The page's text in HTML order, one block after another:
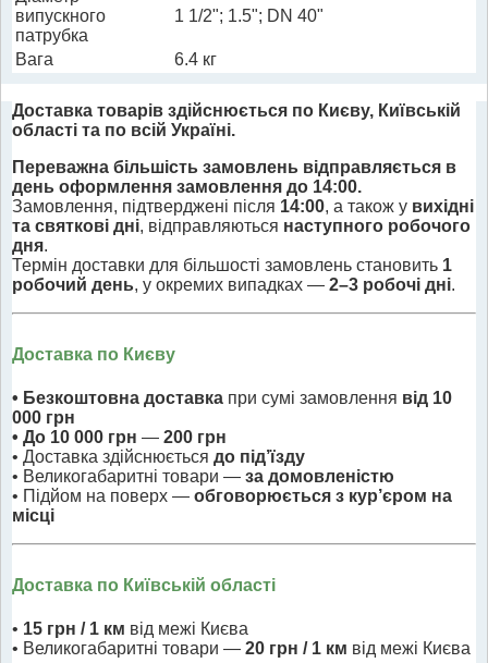
випускного
патрубка
1 1/2"; 1.5"; DN 40"
Вага 6.4 кг
Доставка товарів здійснюється по Києву, Київській
області та по всій Україні.
Переважна більшість замовлень відправляється в
день оформлення замовлення до 14:00.
Замовлення, підтверджені після 14:00, а також у вихідні
та святкові дні, відправляються наступного робочого
дня.
Термін доставки для більшості замовлень становить 1
робочий день, у окремих випадках — 2–3 робочі дні.
Доставка по Києву
• Безкоштовна доставка при сумі замовлення від 10
000 грн
• До 10 000 грн — 200 грн
• Доставка здійснюється до під’їзду
• Великогабаритні товари — за домовленістю
• Підйом на поверх — обговорюється з кур’єром на
місці
Доставка по Київській області
• 15 грн / 1 км від межі Києва
• Великогабаритні товари — 20 грн / 1 км від межі Києва